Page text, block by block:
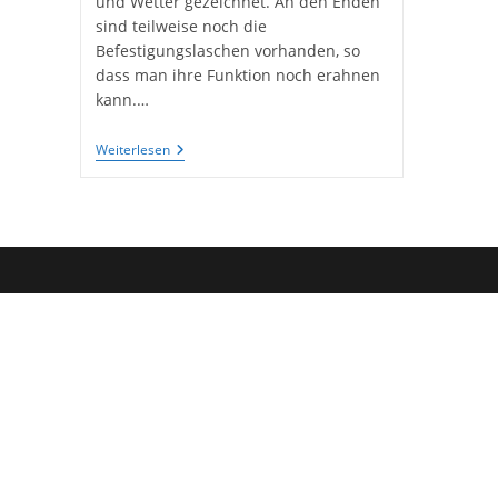
sind teilweise noch die
Befestigungslaschen vorhanden, so
dass man ihre Funktion noch erahnen
kann.…
WeiterlesenBilderrahmen
Mit